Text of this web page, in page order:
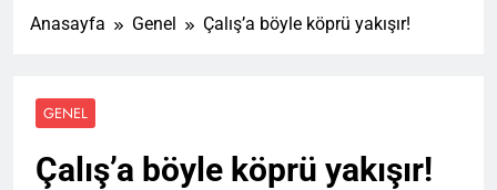
Anasayfa Genel Çalış’a böyle köprü yakışır!
GENEL
Çalış’a böyle köprü yakışır!